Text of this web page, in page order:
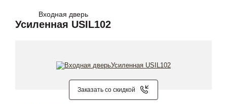
Входная дверь
Усиленная USIL102
Заказать со скидкой